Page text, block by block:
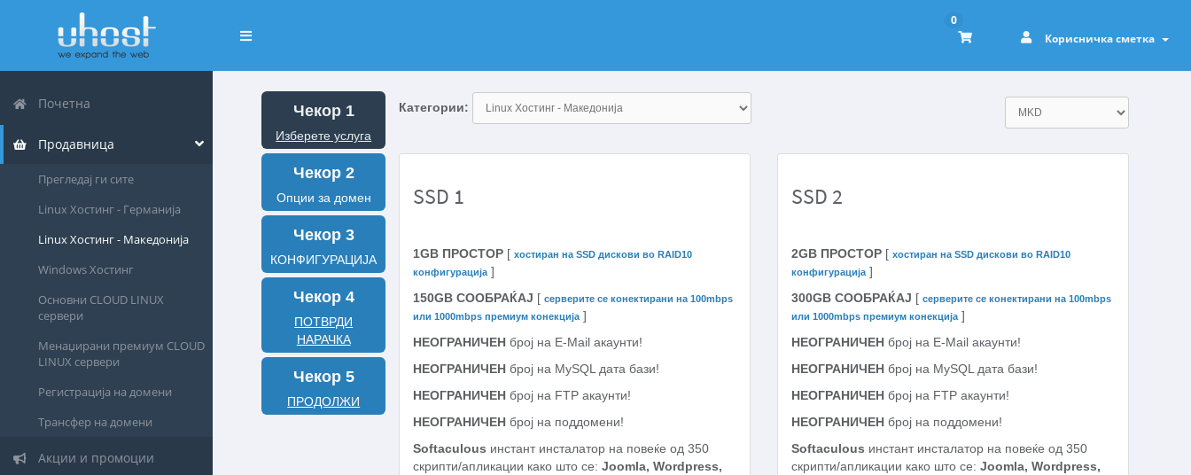
Вклучете
навигацијата
0
Корисничка сметка
Почетна
Продавница
Прегледај ги сите
Linux Хостинг - Германија
Linux Хостинг - Македонија
Windows Хостинг
Основни CLOUD LINUX
сервери
Менаџирани премиум CLOUD
LINUX сервери
Регистрација на домени
Трансфер на домени
Акции и промоции
Чекор 1
Изберете услуга
Чекор 2
Опции за домен
Чекор 3
КОНФИГУРАЦИЈА
Чекор 4
ПОТВРДИ
НАРАЧКА
Чекор 5
ПРОДОЛЖИ
Категории:
SSD 1
1GB ПРОСТОР [хостиран на SSD дискови во RAID10
конфигурација ]
150GB СООБРАЌАЈ [серверите се конектирани на 100mbps
или 1000mbps премиум конекција ]
НЕОГРАНИЧЕНброј на E-Mail акаунти!
НЕОГРАНИЧЕНброј на MySQL дата бази!
НЕОГРАНИЧЕНброј на FTP акаунти!
НЕОГРАНИЧЕНброј на поддомени!
Softaculous инстант инсталатор на повеќе од 350
скрипти/апликации како што се:Joomla, Wordpress,
SSD 2
2GB ПРОСТОР [ хостиран на SSD дискови во RAID10
конфигурација ]
300GB СООБРАЌАЈ [ серверите се конектирани на 100mbps
или 1000mbps премиум конекција ]
НЕОГРАНИЧЕН број на E-Mail акаунти!
НЕОГРАНИЧЕН број на MySQL дата бази!
НЕОГРАНИЧЕН број на FTP акаунти!
НЕОГРАНИЧЕН број на поддомени!
Softaculous инстант инсталатор на повеќе од 350
скрипти/апликации како што се: Joomla, Wordpress,